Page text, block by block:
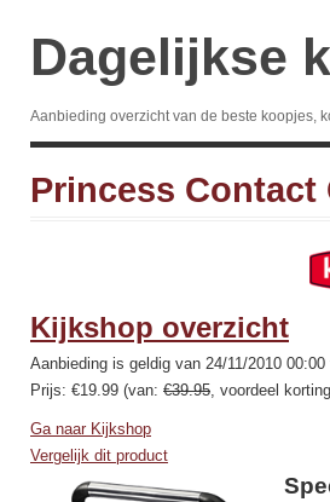
Dagelijkse
Aanbieding overzicht van de beste koopjes,
Princess Contact
Kijkshop overzicht
Aanbieding is geldig van 24/11/2010
Prijs: €19.99 (van: €39.95, voordeel
Ga naar Kijkshop
Vergelijk dit product